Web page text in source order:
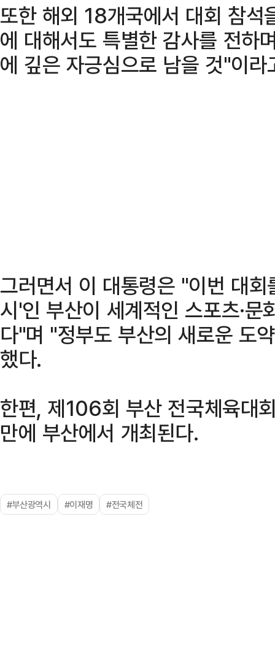
또한 해외 18개국에서 대회 참석
에 대해서도 특별한 감사를 전하
에 깊은 자긍심으로 남을 것"이라
그러면서 이 대통령은 "이번 대
시'인 부산이 세계적인 스포츠·
다"며 "정부도 부산의 새로운 도
했다.
한편, 제106회 부산 전국체육
만에 부산에서 개최된다.
#부산광역시 #이재명 #전국체전